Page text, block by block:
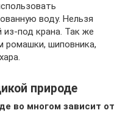
воду. Нельзя
под крана. Так же
шиповника,
природе
во многом зависит от